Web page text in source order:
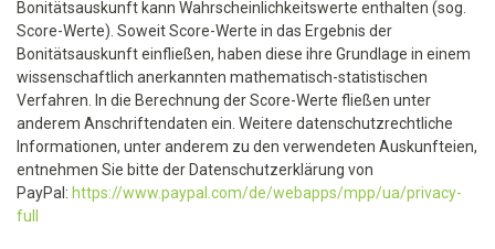
Bonitätsauskunft kann Wahrscheinlichkeitswerte enthalten (sog.
Score-Werte). Soweit Score-Werte in das Ergebnis der
Bonitätsauskunft einfließen, haben diese ihre Grundlage in einem
wissenschaftlich anerkannten mathematisch-statistischen
Verfahren. In die Berechnung der Score-Werte fließen unter
anderem Anschriftendaten ein. Weitere datenschutzrechtliche
Informationen, unter anderem zu den verwendeten Auskunfteien,
entnehmen Sie bitte der Datenschutzerklärung von
PayPal: https://www.paypal.com/de/webapps/mpp/ua/privacy-
full